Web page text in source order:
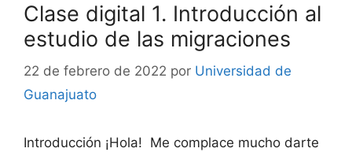
Clase digital 1. Introducción al
estudio de las migraciones
22 de febrero de 2022 por Universidad de
Guanajuato
Introducción ¡Hola! Me complace mucho darte